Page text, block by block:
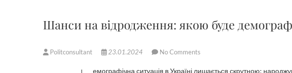
Шанси на відродження: якою буде
Politconsultant 23.01.2024 No Comments